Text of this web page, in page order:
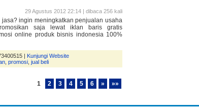
29 Agustus 2012 22:14 | dibaca 256 kali
ingin meningkatkan penjualan usaha
saja lewat iklan baris gratis
online produk bisnis indonesia 100%
| Kunjungi Website
promosi jual beli
1 2 3 4 5 6 » »»